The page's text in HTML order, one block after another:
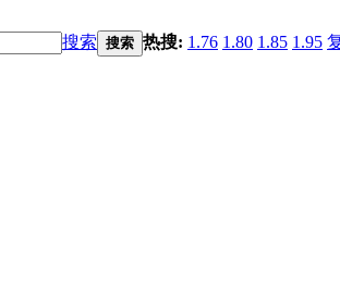
搜索 搜索 热搜: 1.76 1.80 1.85 1.95